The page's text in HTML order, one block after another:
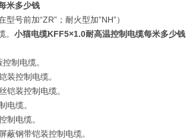
米多少钱
号前加“ZR”；耐火型加”NH”）
小猫电缆KFF5×1.0耐高温控制电缆每米多少钱
制电缆。
控制电缆。
装控制电缆。
电缆。
制电缆。
钢带铠装控制电缆。